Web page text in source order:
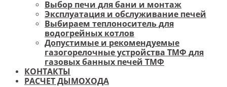
Выбор печи для бани и монтаж
Эксплуатация и обслуживание печей
Выбираем теплоноситель для
водогрейных котлов
Допустимые и рекомендуемые
газогорелочные устройства ТМФ для
газовых банных печей ТМФ
КОНТАКТЫ
РАСЧЕТ ДЫМОХОДА